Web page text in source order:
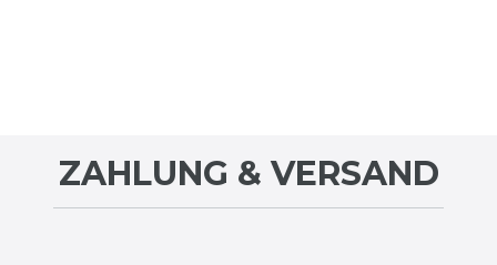
ZAHLUNG & VERSAND